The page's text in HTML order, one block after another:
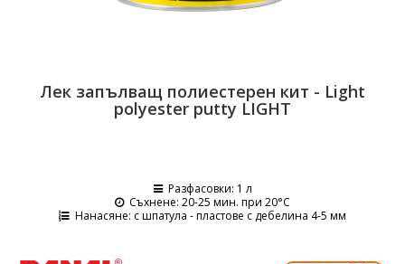
Лек запълващ полиестерен кит - Light
polyester putty LIGHT
Разфасовки: 1 л
Съхнене: 20-25 мин. при 20°C
Нанасяне: с шпатула - пластове с дебелина 4-5 мм